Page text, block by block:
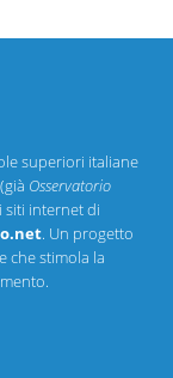
superiori italiane
(già Osservatorio
siti internet di
. Un progetto
che stimola la